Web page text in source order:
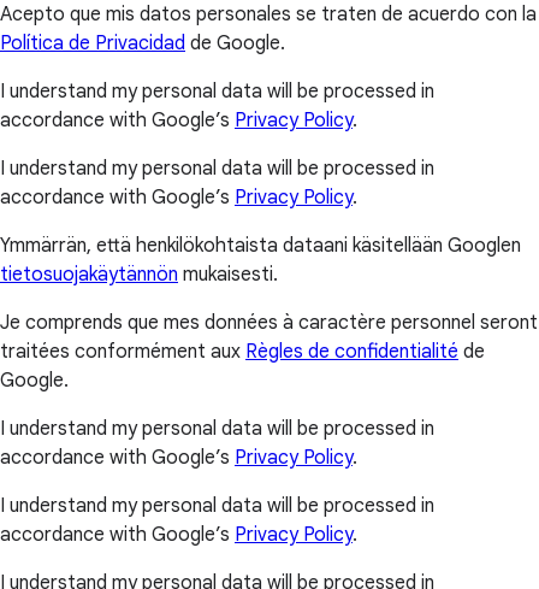
Acepto que mis datos personales se traten de acuerdo con la
Política de Privacidad de Google.
I understand my personal data will be processed in
accordance with Google’s Privacy Policy.
I understand my personal data will be processed in
accordance with Google’s Privacy Policy.
Ymmärrän, että henkilökohtaista dataani käsitellään Googlen
tietosuojakäytännön mukaisesti.
Je comprends que mes données à caractère personnel seront
traitées conformément aux Règles de confidentialité de
Google.
I understand my personal data will be processed in
accordance with Google’s Privacy Policy.
I understand my personal data will be processed in
accordance with Google’s Privacy Policy.
I understand my personal data will be processed in